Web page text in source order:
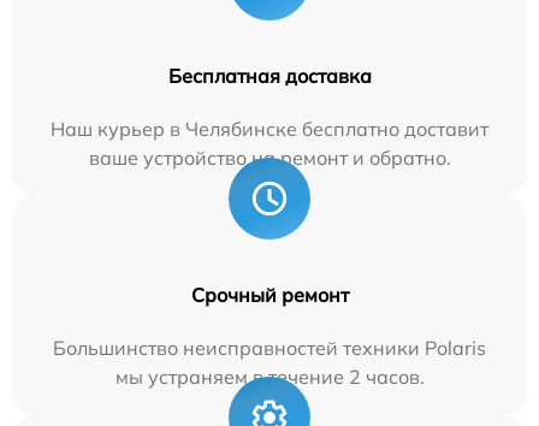
Бесплатная доставка
Наш курьер в Челябинске бесплатно доставит
ваше устройство на ремонт и обратно.
Срочный ремонт
Большинство неисправностей техники Polaris
мы устраняем в течение 2 часов.